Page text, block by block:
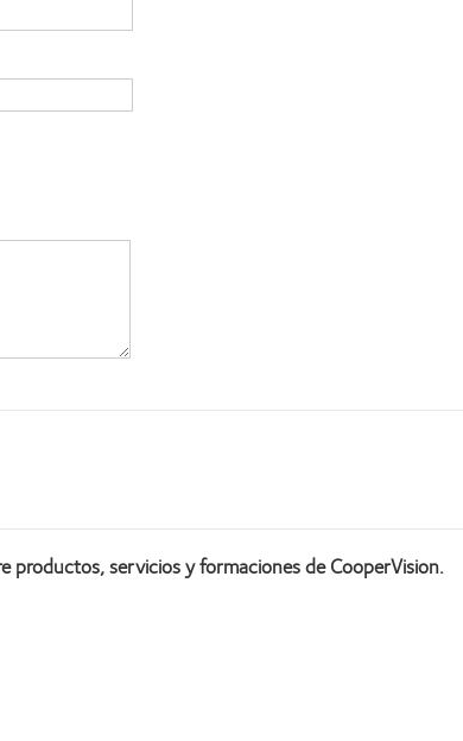
productos, servicios y formaciones de CooperVision.